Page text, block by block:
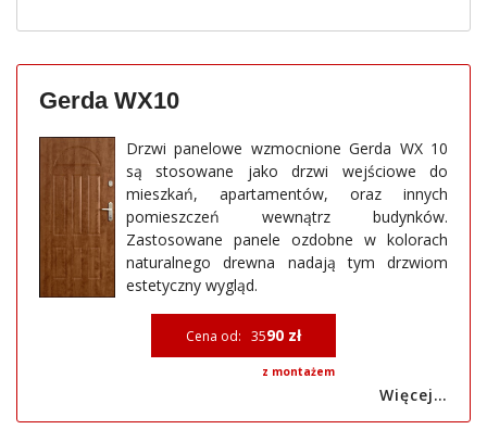
Gerda WX10
Drzwi panelowe wzmocnione Gerda WX 10
są stosowane jako drzwi wejściowe do
mieszkań, apartamentów, oraz innych
pomieszczeń wewnątrz budynków.
Zastosowane panele ozdobne w kolorach
naturalnego drewna nadają tym drzwiom
estetyczny wygląd.
Cena od: 3590 zł
z montażem
Więcej…